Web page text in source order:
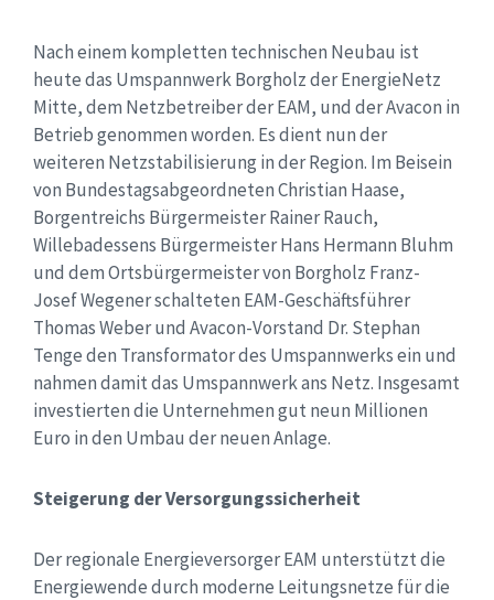
Nach einem kompletten technischen Neubau ist
heute das Umspannwerk Borgholz der EnergieNetz
Mitte, dem Netzbetreiber der EAM, und der Avacon in
Betrieb genommen worden. Es dient nun der
weiteren Netzstabilisierung in der Region. Im Beisein
von Bundestagsabgeordneten Christian Haase,
Borgentreichs Bürgermeister Rainer Rauch,
Willebadessens Bürgermeister Hans Hermann Bluhm
und dem Ortsbürgermeister von Borgholz Franz-
Josef Wegener schalteten EAM-Geschäftsführer
Thomas Weber und Avacon-Vorstand Dr. Stephan
Tenge den Transformator des Umspannwerks ein und
nahmen damit das Umspannwerk ans Netz. Insgesamt
investierten die Unternehmen gut neun Millionen
Euro in den Umbau der neuen Anlage.
Steigerung der Versorgungssicherheit
Der regionale Energieversorger EAM unterstützt die
Energiewende durch moderne Leitungsnetze für die